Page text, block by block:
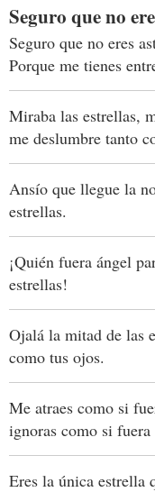
Seguro que no
Seguro que no eres
Porque me tienes
Miraba las estrellas,
me deslumbre tanto
Ansío que llegue la
estrellas.
¡Quién fuera ángel
estrellas!
Ojalá la mitad de las
como tus ojos.
Me atraes como si
ignoras como si
Eres la única estrella